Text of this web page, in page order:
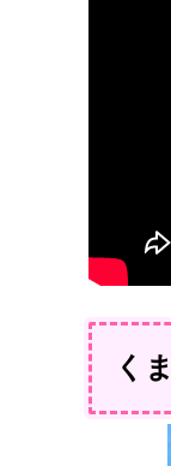
く